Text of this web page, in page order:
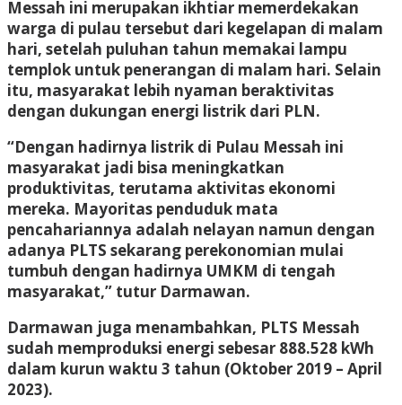
Messah ini merupakan ikhtiar memerdekakan
warga di pulau tersebut dari kegelapan di malam
hari, setelah puluhan tahun memakai lampu
templok untuk penerangan di malam hari. Selain
itu, masyarakat lebih nyaman beraktivitas
dengan dukungan energi listrik dari PLN.
“Dengan hadirnya listrik di Pulau Messah ini
masyarakat jadi bisa meningkatkan
produktivitas, terutama aktivitas ekonomi
mereka. Mayoritas penduduk mata
pencahariannya adalah nelayan namun dengan
adanya PLTS sekarang perekonomian mulai
tumbuh dengan hadirnya UMKM di tengah
masyarakat,” tutur Darmawan.
Darmawan juga menambahkan, PLTS Messah
sudah memproduksi energi sebesar 888.528 kWh
dalam kurun waktu 3 tahun (Oktober 2019 – April
2023).